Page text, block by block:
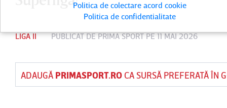
LIGA II PUBLICAT DEPRIMA SPORTPE 11 MAI 2026
ADAUGĂ PRIMASPORT.ROCA SURSĂ PREFERATĂ ÎN
Politica de colectare acord cookie
Politica de confidentialitate